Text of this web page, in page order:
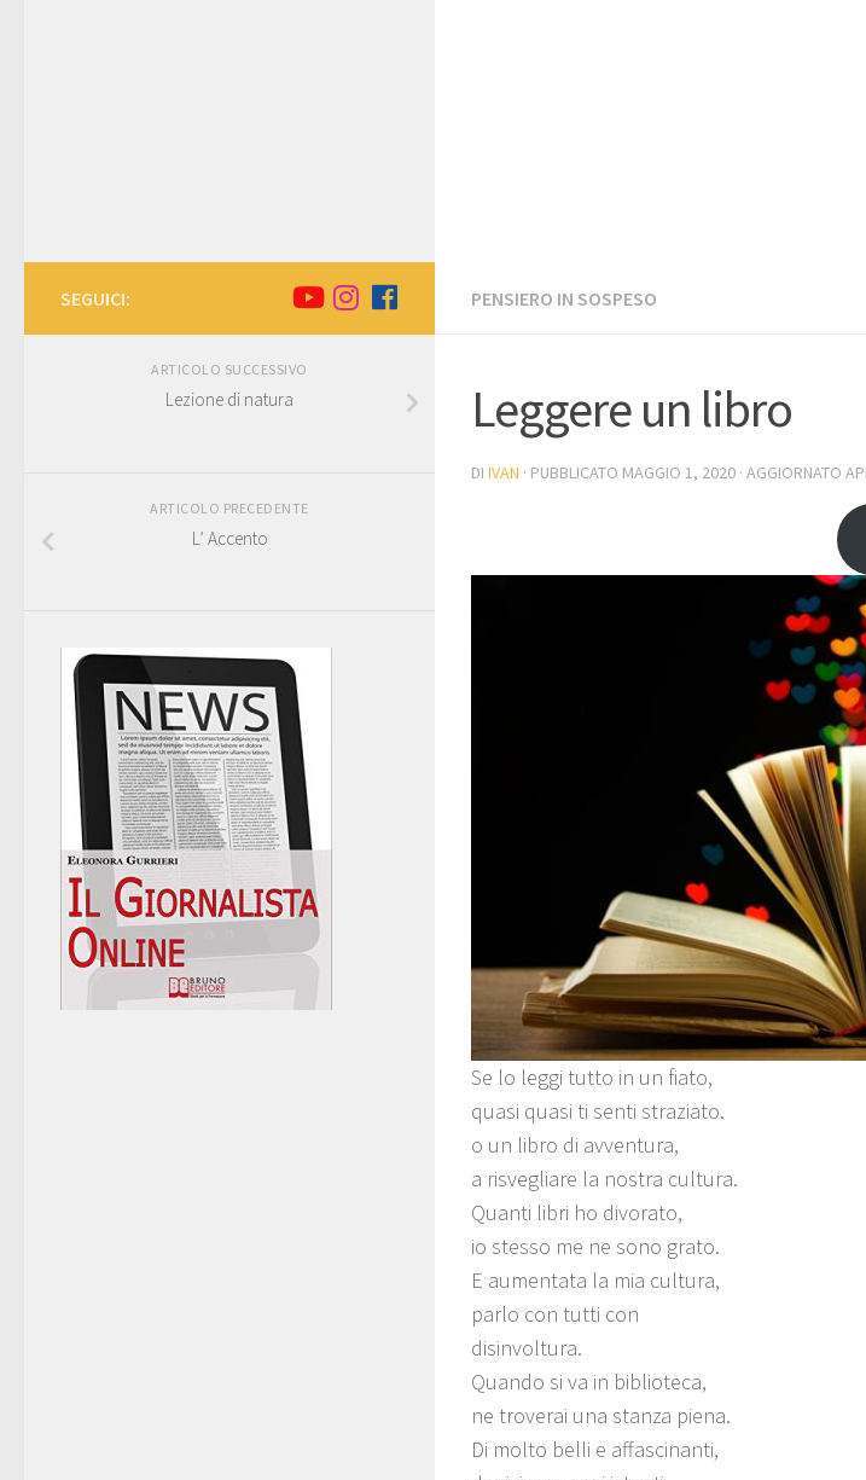
PENSIERO IN SOSPESO
Leggere un libro
DI IVAN · PUBBLICATO MAGGIO 1, 2020 · AGGIORNATO
Se lo leggi tutto in un fiato,
quasi quasi ti senti straziato.
o un libro di avventura,
a risvegliare la nostra cultura.
Quanti libri ho divorato,
io stesso me ne sono grato.
E aumentata la mia cultura,
parlo con tutti con
disinvoltura.
Quando si va in biblioteca,
ne troverai una stanza piena.
Di molto belli e affascinanti,
SEGUICI:
ARTICOLO SUCCESSIVO
Lezione di natura
ARTICOLO PRECEDENTE
L’ Accento